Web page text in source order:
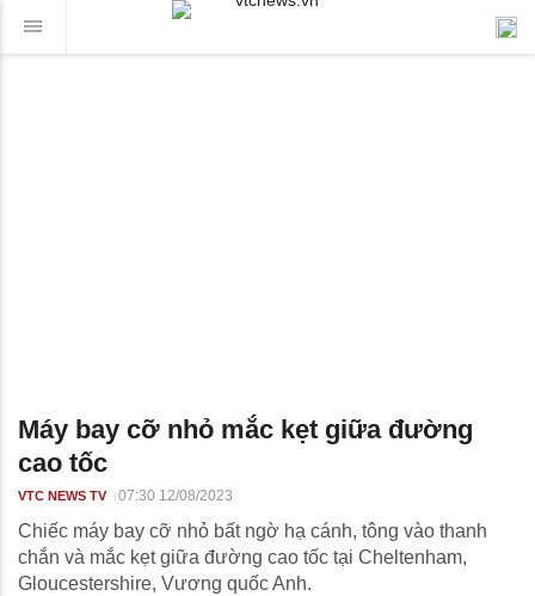
Máy bay cỡ nhỏ mắc kẹt giữa đường
cao tốc
VTC NEWS TV 07:30 12/08/2023
Chiếc máy bay cỡ nhỏ bất ngờ hạ cánh, tông vào thanh
chắn và mắc kẹt giữa đường cao tốc tại Cheltenham,
Gloucestershire, Vương quốc Anh.